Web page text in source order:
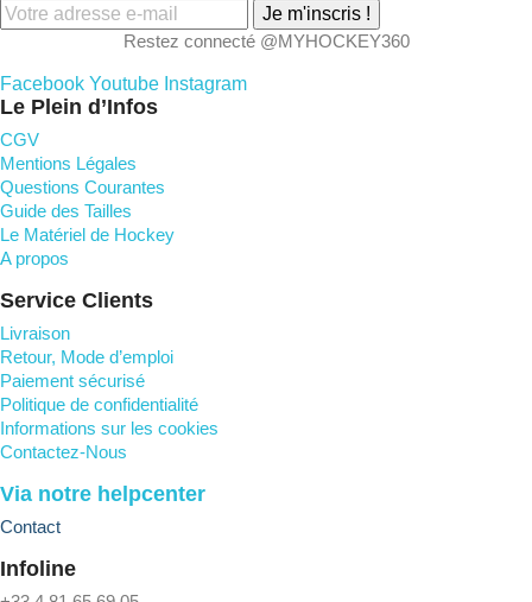
Je m'inscris !
Restez connecté @MYHOCKEY360
Facebook Youtube Instagram
Le Plein d’Infos
CGV
Mentions Légales
Questions Courantes
Guide des Tailles
Le Matériel de Hockey
A propos
Service Clients
Livraison
Retour, Mode d’emploi
Paiement sécurisé
Politique de confidentialité
Informations sur les cookies
Contactez-Nous
Via notre helpcenter
Contact
Infoline